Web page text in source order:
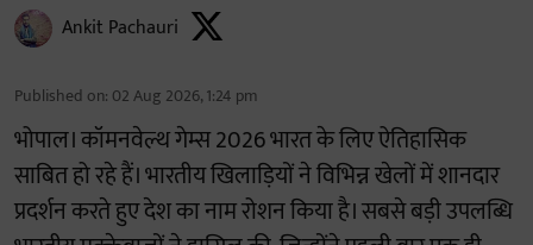
Ankit Pachauri
Published on: 02 Aug 2026, 1:24 pm
भोपाल। कॉमनवेल्थ गेम्स 2026 भारत के लिए ऐतिहासिक
साबित हो रहे हैं। भारतीय खिलाड़ियों ने विभिन्न खेलों में शानदार
प्रदर्शन करते हुए देश का नाम रोशन किया है। सबसे बड़ी उपलब्धि